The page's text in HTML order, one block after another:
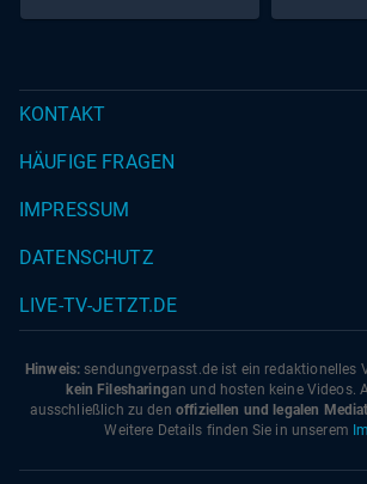
KONTAKT
HÄUFIGE FRAGEN
IMPRESSUM
DATENSCHUTZ
LIVE-TV-JETZT.DE
Hinweis: sendungverpasst.de ist ein redaktionelles
kein Filesharingan und hosten keine Videos.
ausschließlich zu den offiziellen und legalen
Weitere Details finden Sie in unserem